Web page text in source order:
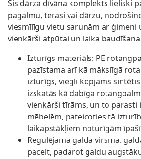
Šis dārza dīvāna komplekts lieliski
pagalmu, terasi vai dārzu,
viesmīlīgu vietu sarunām ar ģimeni
vienkārši atpūtai un laika
Izturīgs materiāls: PE
pazīstama arī kā mākslīgā
izturīgs, viegli kopjams
izskatās kā dabīga
vienkārši tīrāms, un to parasti
mēbelēm, pateicoties tā
laikapstākļiem noturīgām
Regulējama galda virsma:
pacelt, padarot galdu